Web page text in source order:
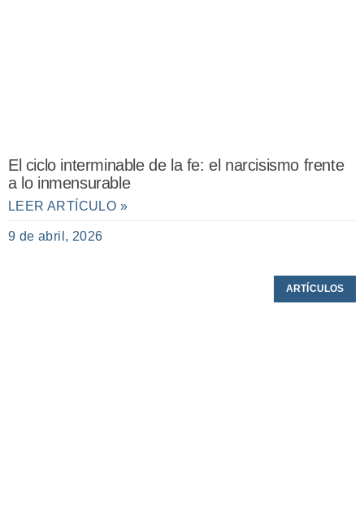
El ciclo interminable de la fe: el narcisismo frente
a lo inmensurable
LEER ARTÍCULO »
9 de abril, 2026
ARTÍCULOS